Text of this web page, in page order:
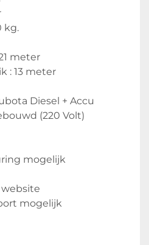
kg.
meter
: 13 meter
Diesel + Accu
(220 Volt)
mogelijk
mogelijk